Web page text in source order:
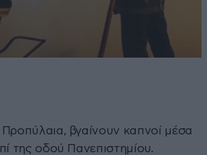
βγαίνουν καπνοί μέσα
της οδού Πανεπιστημίου.